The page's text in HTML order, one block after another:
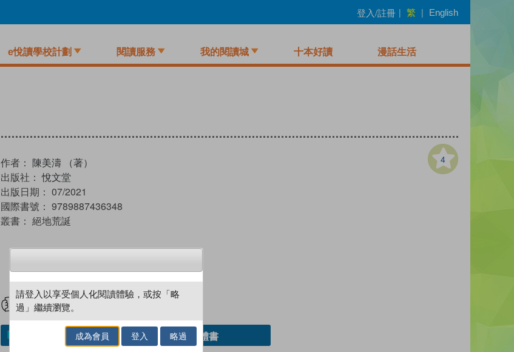
登入/註冊 | 繁 | English
e悅讀學校計劃 閱讀服務 我的閱讀城 十本好讀 漫話生活
4
作者： 陳美濤 （著）
出版社： 悅文堂
出版日期： 07/2021
國際書號： 9789887436348
叢書： 絕地荒誕
試閲 加入閱讀紀錄
加入／閱讀電子書 借閱實體書
請登入以享受個人化閱讀體驗，或按「略
過」繼續瀏覽。
成為會員 登入 略過